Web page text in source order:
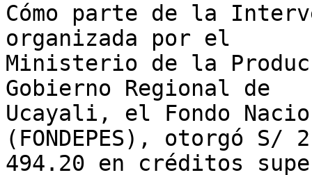
Cómo parte de la
organizada por el
Ministerio de la
Gobierno Regional de
Ucayali, el Fondo
(FONDEPES), otorgó S/